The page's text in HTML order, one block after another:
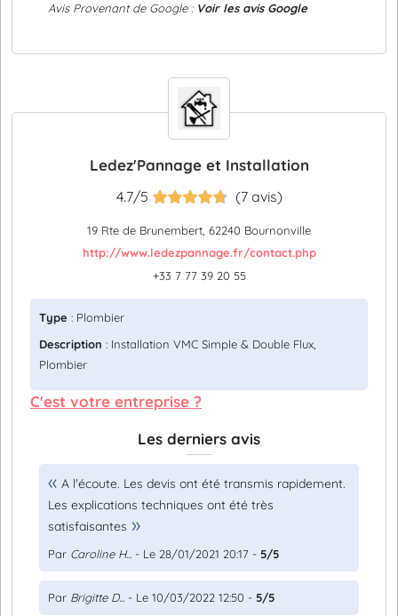
Avis Provenant de Google : Voir les avis Google
Ledez'Pannage et Installation
4.7/5 (7 avis)
19 Rte de Brunembert, 62240 Bournonville
http://www.ledezpannage.fr/contact.php
+33 7 77 39 20 55
Type : Plombier
Description : Installation VMC Simple & Double Flux,
Plombier
C'est votre entreprise ?
Les derniers avis
A l'écoute. Les devis ont été transmis rapidement.
Les explications techniques ont été très
satisfaisantes
Par Caroline H... - Le 28/01/2021 20:17 - 5/5
Par Brigitte D... - Le 10/03/2022 12:50 - 5/5